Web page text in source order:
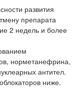
развития
препарата
2 недель и более
норметанефрина,
антител.
ниже.